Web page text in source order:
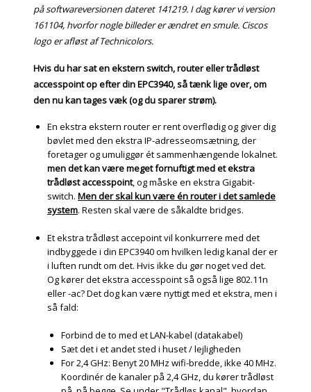
på softwareversionen dateret 141219. I dag kører vi version
161104, hvorfor nogle billeder er ændret en smule. Ciscos
logo er afløst af Technicolors.
Hvis du har sat en ekstern switch, router eller trådløst
accesspoint op efter din EPC3940, så tænk lige over, om
den nu kan tages væk (og du sparer strøm).
En ekstra ekstern router er rent overflødig og giver dig
bøvlet med den ekstra IP-adresseomsætning, der
foretager og umuliggør ét sammenhængende lokalnet.
men det kan være meget fornuftigt med et ekstra
trådløst accesspoint, og måske en ekstra Gigabit-
switch. Men der skal kun være én router i det samlede
system. Resten skal være de såkaldte bridges.
Et ekstra trådløst accepoint vil konkurrere med det
indbyggede i din EPC3940 om hvilken ledig kanal der er
i luften rundt om det. Hvis ikke du gør noget ved det.
Og kører det ekstra accesspoint så også lige 802.11n
eller -ac? Det dog kan være nyttigt med et ekstra, men i
så fald:
Forbind de to med et LAN-kabel (datakabel)
Sæt det i et andet sted i huset / lejligheden
For 2,4 GHz: Benyt 20 MHz wifi-bredde, ikke 40 MHz.
Koordinér de kanaler på 2,4 GHz, du kører trådløst